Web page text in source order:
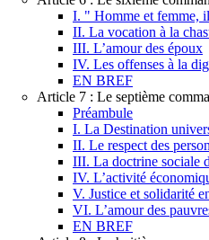
I. " Homme et femme,
II. La vocation à la
III. L’amour des époux
IV. Les offenses à la
EN BREF
Article 7 : Le septième
Préambule
I. La Destination
II. Le respect des
III. La doctrine sociale
IV. L’activité
V. Justice et solidarité
VI. L’amour des
EN BREF